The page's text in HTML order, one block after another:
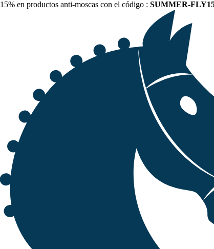
15% en productos anti-moscas con el código : SUMMER-